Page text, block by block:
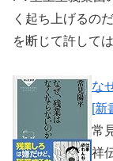
く起ち上げるの
を断じて許して
な
[新
常
祥